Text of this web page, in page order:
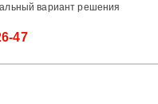
вариант решения
47